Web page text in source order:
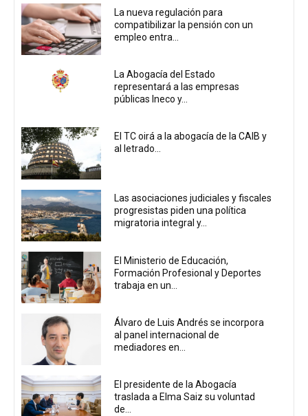
La nueva regulación para
compatibilizar la pensión con un
empleo entra...
La Abogacía del Estado
representará a las empresas
públicas Ineco y...
El TC oirá a la abogacía de la CAIB y
al letrado...
Las asociaciones judiciales y fiscales
progresistas piden una política
migratoria integral y...
El Ministerio de Educación,
Formación Profesional y Deportes
trabaja en un...
Álvaro de Luis Andrés se incorpora
al panel internacional de
mediadores en...
El presidente de la Abogacía
traslada a Elma Saiz su voluntad
de...